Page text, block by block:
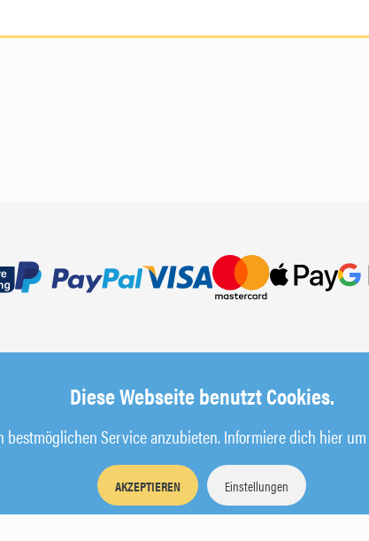
Diese Webseite benutzt Cookies.
bestmöglichen Service anzubieten. Informiere dich hier
AKZEPTIEREN Einstellungen